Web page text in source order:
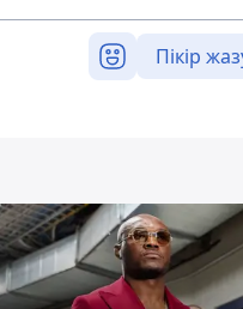
Пікір